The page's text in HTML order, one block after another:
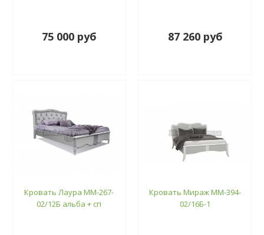
75 000 руб 87 260 руб
Кровать Лаура ММ-267-
02/12Б альба + сп
Кровать Мираж ММ-394-
02/16Б-1